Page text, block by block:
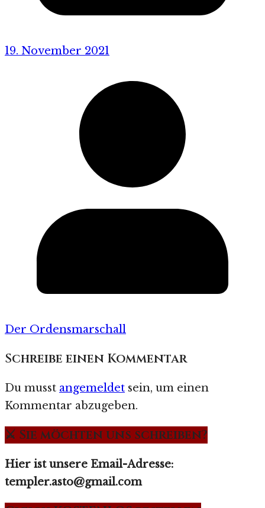
19. November 2021
Der Ordensmarschall
Schreibe einen Kommentar
Du musst angemeldet sein, um einen
Kommentar abzugeben.
⚔️ Sie möchten uns schreiben?
Hier ist unsere Email-Adresse:
templer.asto@gmail.com